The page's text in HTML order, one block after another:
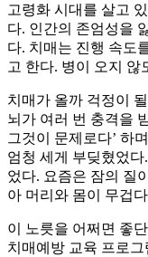
고령화 시대를 살고
다. 인간의 존엄성을
다. 치매는 진행 속도
고 한다. 병이 오지 않
치매가 올까 걱정이
뇌가 여러 번 충격을
그것이 문제로다’ 하
엄청 세게 부딪혔었
었다. 요즘은 잠의 질
아 머리와 몸이 무겁
이 노릇을 어쩌면 좋
치매예방 교육 프로